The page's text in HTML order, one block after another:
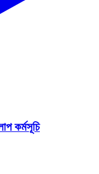
কর্মসূচি